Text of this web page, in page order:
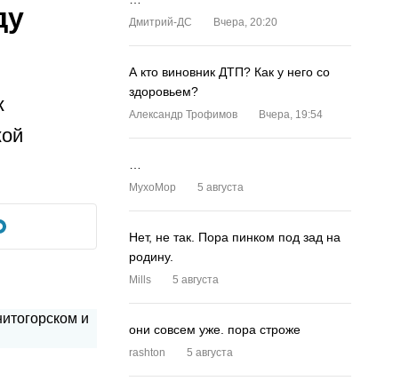
Дмитрий-ДС Вчера, 20:20
А кто виновник ДТП? Как у него со
здоровьем?
Александр Трофимов Вчера, 19:54
MyxoMop 5 августа
Нет, не так. Пора пинком под зад на
родину.
Mills 5 августа
они совсем уже. пора строже
rashton 5 августа